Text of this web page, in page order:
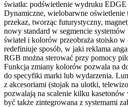
światła: podświetlenie wydruku
Dynamiczne, wielobarwne oświetlenie
przekaz, tworząc futurystyczny,
nowy standard w segmencie
świateł i kolorów przeobraża stoisko
redefiniuje sposób, w jaki reklama
RGB można sterować przy pomocy
Funkcja zmiany kolorów pozwala na
do specyfiki marki lub wydarzenia.
z akcesoriami (stojak na ulotki,
pozwalają na scalenie kilku kasetonów
być także zintegrowana z systemami